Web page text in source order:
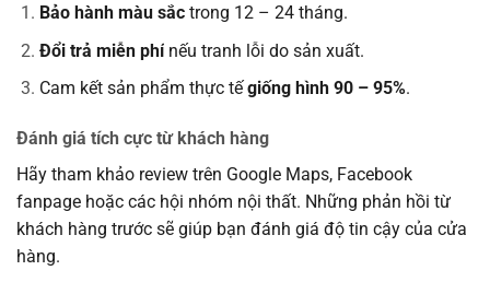
Bảo hành màu sắctrong 12 – 24 tháng.
Đổi trả miễn phínếu tranh lỗi do sản xuất.
Cam kết sản phẩm thực tếgiống hình 90 – 95%.
Đánh giá tích cực từ khách hàng
Hãy tham khảo review trên Google Maps, Facebook
fanpage hoặc các hội nhóm nội thất. Những phản hồi từ
khách hàng trước sẽ giúp bạn đánh giá độ tin cậy của cửa
hàng.